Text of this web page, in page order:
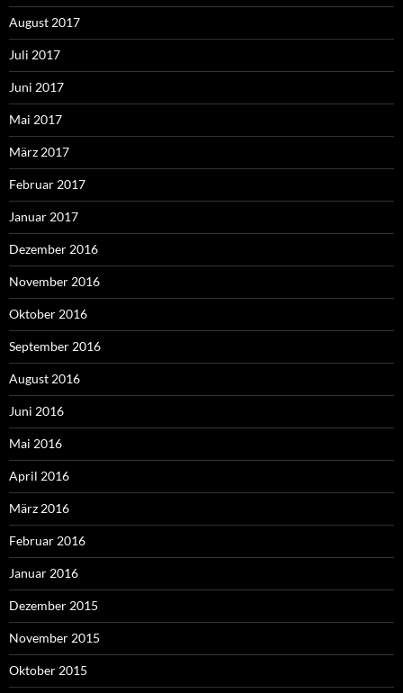
August 2017
Juli 2017
Juni 2017
Mai 2017
März 2017
Februar 2017
Januar 2017
Dezember 2016
November 2016
Oktober 2016
September 2016
August 2016
Juni 2016
Mai 2016
April 2016
März 2016
Februar 2016
Januar 2016
Dezember 2015
November 2015
Oktober 2015